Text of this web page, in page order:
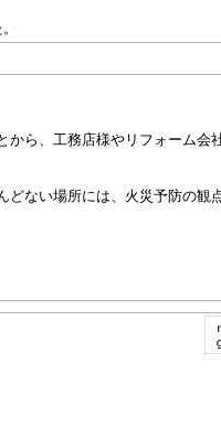
ら、工務店様やリフォーム会
ない場所には、火災予防の観